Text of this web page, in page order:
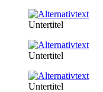
Untertitel
Untertitel
Untertitel